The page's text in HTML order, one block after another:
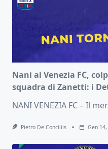
Nani al Venezia FC,
squadra di Zanetti: i
NANI VENEZIA FC – Il
Pietro De Conciliis Gen